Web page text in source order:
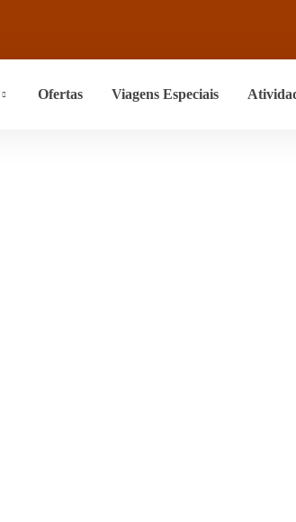
Ofertas Viagens Especiais